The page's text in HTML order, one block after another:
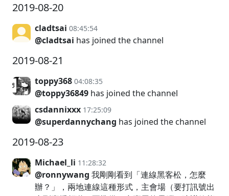
2019-08-20
cladtsai 08:45:54
@cladtsai has joined the channel
2019-08-21
toppy368 04:08:35
@toppy36849 has joined the channel
csdannixxx 17:25:09
@superdannychang has joined the channel
2019-08-23
Michael_li 11:28:32
@ronnywang 我剛剛看到「連線黑客松，怎麼
辦？」，兩地連線這種形式，主會場（要打訊號出